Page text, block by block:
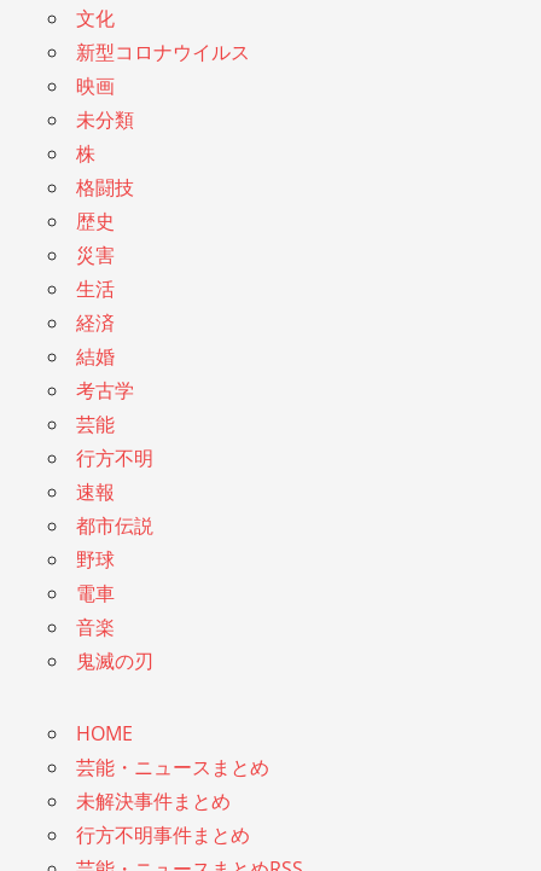
文化
新型コロナウイルス
映画
未分類
株
格闘技
歴史
災害
生活
経済
結婚
考古学
芸能
行方不明
速報
都市伝説
野球
電車
音楽
鬼滅の刃
HOME
芸能・ニュースまとめ
未解決事件まとめ
行方不明事件まとめ